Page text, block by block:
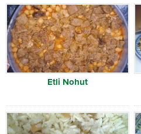
Etli Nohut